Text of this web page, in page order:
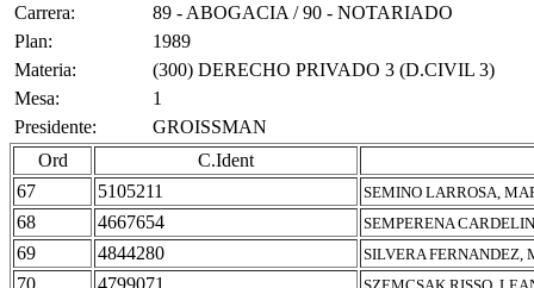
Carrera:
89 - ABOGACIA / 90 - NOTARIADO
Plan:
1989
Materia:
(300) DERECHO PRIVADO 3 (D.CIVIL 3)
Mesa:
1
Presidente:
GROISSMAN
Ord
C.Ident
67
5105211 SEMINO LARROSA,
68 4667654 SEMPERENA
69 4844280 SILVERA FERNANDEZ,
70 4799071